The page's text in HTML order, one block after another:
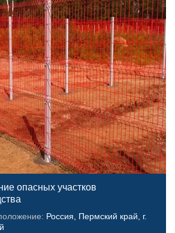
опасных участков
Россия, Пермский край, г.